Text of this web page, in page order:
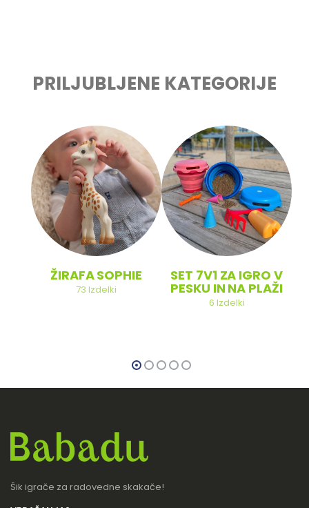
PRILJUBLJENE KATEGORIJE
ŽIRAFA SOPHIE
73 Izdelki
SET 7V1 ZA IGRO V
PESKU IN NA PLAŽI
6 Izdelki
Šik igrače za radovedne skakače!